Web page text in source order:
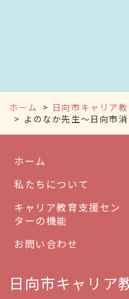
ホーム
日向市キャリア
よのなか先生～日向市
ホーム
私たちについて
キャリア教育支援セン
ターの機能
お問い合わせ
日向市キャリア